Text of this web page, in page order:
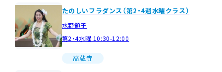
たのしいフラダンス（第2・4週水曜クラス）
水野領子
第2・4水曜 10:30-12:00
高蔵寺